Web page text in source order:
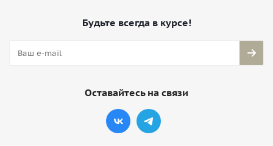
Будьте всегда в курсе!
Оставайтесь на связи